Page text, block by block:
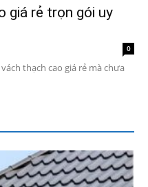
giá rẻ trọn gói uy
0
thạch cao giá rẻ mà chưa